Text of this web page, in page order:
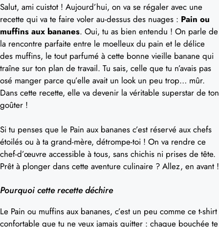
Salut, ami cuistot ! Aujourd’hui, on va se régaler avec une
recette qui va te faire voler au-dessus des nuages : Pain ou
muffins aux bananes. Oui, tu as bien entendu ! On parle de
la rencontre parfaite entre le moelleux du pain et le délice
des muffins, le tout parfumé à cette bonne vieille banane qui
traîne sur ton plan de travail. Tu sais, celle que tu n’avais pas
osé manger parce qu’elle avait un look un peu trop… mûr.
Dans cette recette, elle va devenir la véritable superstar de ton
goûter !
Si tu penses que le Pain aux bananes c’est réservé aux chefs
étoilés ou à ta grand-mère, détrompe-toi ! On va rendre ce
chef-d’œuvre accessible à tous, sans chichis ni prises de tête.
Prêt à plonger dans cette aventure culinaire ? Allez, en avant !
Pourquoi cette recette déchire
Le Pain ou muffins aux bananes, c’est un peu comme ce t-shirt
confortable que tu ne veux jamais quitter : chaque bouchée te